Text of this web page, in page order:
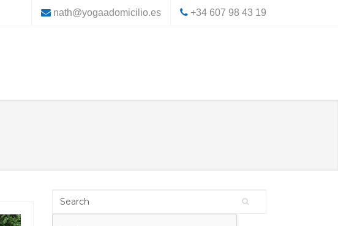
nath@yogaadomicilio.es +34 607 98 43 19
Search form
Search